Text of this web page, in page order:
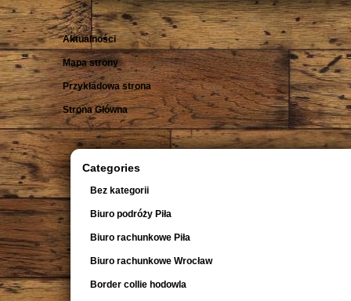
Aktualności
Mapa strony
Przykładowa strona
Strona Główna
Categories
Bez kategorii
Biuro podróży Piła
Biuro rachunkowe Piła
Biuro rachunkowe Wrocław
Border collie hodowla